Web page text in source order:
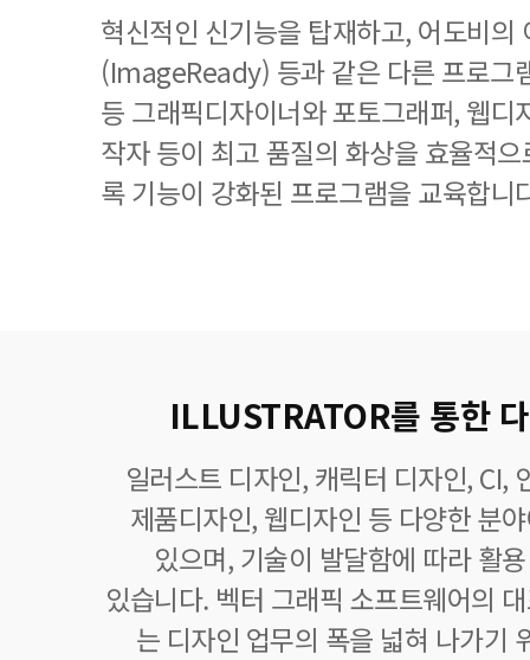
혁신적인 신기능을 탑재하고, 어도비의
(ImageReady) 등과 같은 다른 프로그
등 그래픽디자이너와 포토그래퍼, 웹디
작자 등이 최고 품질의 화상을 효율적
록 기능이 강화된 프로그램을 교육합니
ILLUSTRATOR를 통한
일러스트 디자인, 캐릭터 디자인, CI,
제품디자인, 웹디자인 등 다양한 분
있으며, 기술이 발달함에 따라 활
있습니다. 벡터 그래픽 소프트웨어의
는 디자인 업무의 폭을 넓혀 나가기